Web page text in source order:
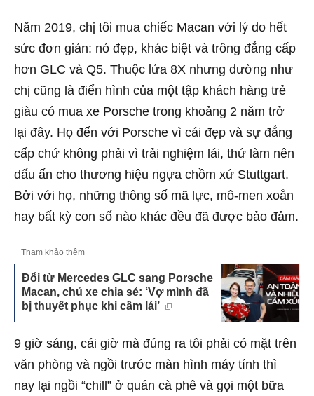
Năm 2019, chị tôi mua chiếc Macan với lý do hết
sức đơn giản: nó đẹp, khác biệt và trông đẳng cấp
hơn GLC và Q5. Thuộc lứa 8X nhưng dường như
chị cũng là điển hình của một tập khách hàng trẻ
giàu có mua xe Porsche trong khoảng 2 năm trở
lại đây. Họ đến với Porsche vì cái đẹp và sự đẳng
cấp chứ không phải vì trải nghiệm lái, thứ làm nên
dấu ấn cho thương hiệu ngựa chồm xứ Stuttgart.
Bởi với họ, những thông số mã lực, mô-men xoắn
hay bất kỳ con số nào khác đều đã được bảo đảm.
Tham khảo thêm
Đổi từ Mercedes GLC sang Porsche
Macan, chủ xe chia sẻ: ‘Vợ mình đã
bị thuyết phục khi cầm lái’
9 giờ sáng, cái giờ mà đúng ra tôi phải có mặt trên
văn phòng và ngồi trước màn hình máy tính thì
nay lại ngồi “chill” ở quán cà phê và gọi một bữa